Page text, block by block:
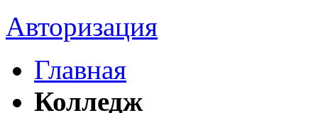
Авторизация
Главная
Колледж